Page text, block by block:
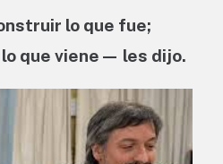
lo que fue;
que viene— les dijo.